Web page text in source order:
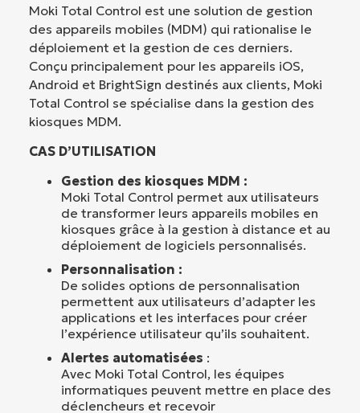
Moki Total Control est une solution de gestion
des appareils mobiles (MDM) qui rationalise le
déploiement et la gestion de ces derniers.
Conçu principalement pour les appareils iOS,
Android et BrightSign destinés aux clients, Moki
Total Control se spécialise dans la gestion des
kiosques MDM.
CAS D’UTILISATION
Gestion des kiosques MDM :
Moki Total Control permet aux utilisateurs
de transformer leurs appareils mobiles en
kiosques grâce à la gestion à distance et au
déploiement de logiciels personnalisés.
Personnalisation :
De solides options de personnalisation
permettent aux utilisateurs d’adapter les
applications et les interfaces pour créer
l’expérience utilisateur qu’ils souhaitent.
Alertes automatisées :
Avec Moki Total Control, les équipes
informatiques peuvent mettre en place des
déclencheurs et recevoir